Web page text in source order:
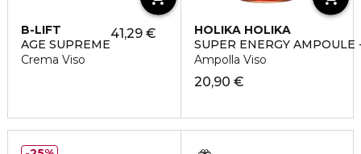
B-LIFT
AGE SUPREME
Crema Viso
41,29 €
HOLIKA HOLIKA
SUPER ENERGY AMPOULE
Ampolla Viso
20,90 €